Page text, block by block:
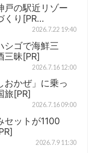
戸の駅近リゾー
くり[PR…
2026.7.22 19:40
シゴで海鮮三
三昧[PR]
2026.7.16 12:00
おかぜ」に乗っ
旅[PR]
2026.7.16 09:00
セットが1100
2026.7.9 11:30